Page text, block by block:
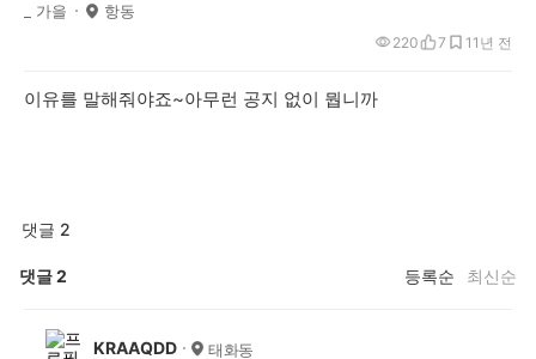
_ 가을 항동
1년 전
220 7 1
이유를 말해줘야죠~아무런 공지 없이 뭡니까
댓글 2
댓글2 등록순 최신순
KRAAQDD 태화동